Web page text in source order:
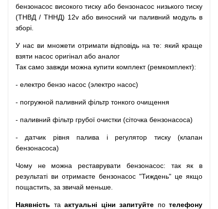
бензонасос високого тиску або бензонасос низького тиску
(ТНВД / ТННД) 12v або виносний чи паливний модуль в
зборі
У нас ви множети отримати відповідь на те: який краще
взяти насос оригінал або аналог
Так само завжди можна купити комплект (ремкомплект):
- електро бензо насос (электро насос)
- погружной паливний фільтр тонкого очищення
- паливний фільтр грубої очистки (сіточка бензонасоса)
- датчик рівня палива і регулятор тиску (клапан
бензонасоса)
Чому не можна реставрувати бензонасос: так як
в
результаті ви отримаєте бензонасос "Тиждень" це якщо
пощастить, за звичай меньше.
Наявність та актуальні ціни запитуйте по телефону